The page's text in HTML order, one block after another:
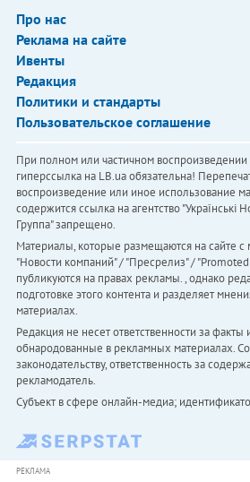
Про нас
Реклама на сайте
Ивенты
Редакция
Политики и стандарты
Пользовательское соглашение
При полном или частичном
гиперссылка на LB.ua обязательна!
воспроизведение или иное использование
содержится ссылка на агентство "Українськi
Группа" запрещено.
Материалы, которые размещаются на сайте с
"Новости компаний" / "Пресрелиз" /
публикуются на правах рекламы. , однако
подготовке этого контента и разделяет
материалах.
Редакция не несет ответственности за
обнародованные в рекламных материалах.
законодательству, ответственность за
рекламодатель.
Субъект в сфере онлайн-медиа;
РЕКЛАМА